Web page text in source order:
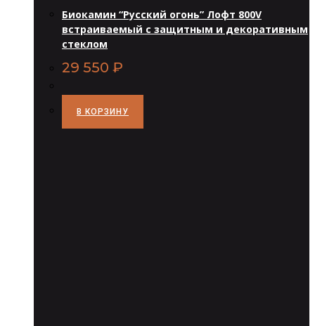
Биокамин “Русский огонь” Лофт 800V
встраиваемый с защитным и декоративным
стеклом
29 550 ₽
В КОРЗИНУ